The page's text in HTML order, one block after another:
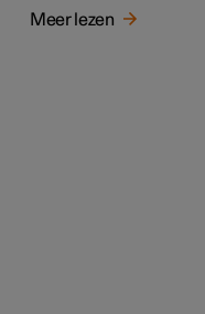
Meer lezen